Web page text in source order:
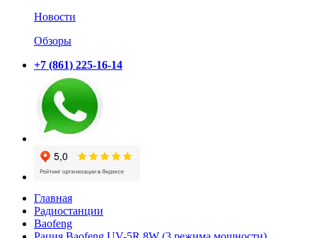
Новости
Обзоры
+7 (861) 225-16-14
Главная
Радиостанции
Baofeng